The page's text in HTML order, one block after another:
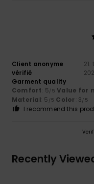
Client anonyme
vérifié
Garment quality
Comfort: 5/5 Value for
Material: 5 /5 Color: 3/5
I recommend this
Recently